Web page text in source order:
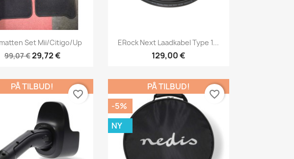
 Vis her
Set Mii/Citigo/Up
99,07 €29,72 €
 Vis her
ERock Next Laadkabel Type 1...
129,00 €
PÅ TILBUD!
favorite_border
PÅ TILBUD!
-5%
NY
favorite_border